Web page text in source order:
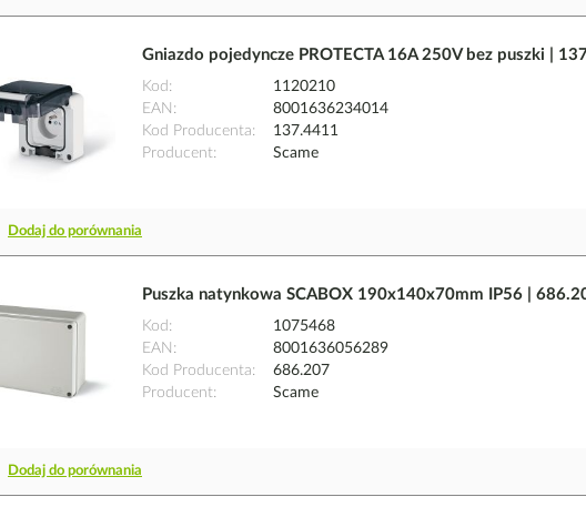
Gniazdo pojedyncze PROTECTA 16A 250V bez puszki |
Kod
1120210
EAN
8001636234014
Kod Producenta
137.4411
Producent
Scame
Dodaj do porównania
Puszka natynkowa SCABOX 190x140x70mm IP56 |
Kod
1075468
EAN
8001636056289
Kod Producenta
686.207
Producent
Scame
Dodaj do porównania